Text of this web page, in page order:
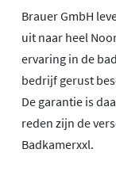
Brauer GmbH
uit naar heel
ervaring in de
bedrijf gerust
De garantie is
reden zijn de
Badkamerxxl.